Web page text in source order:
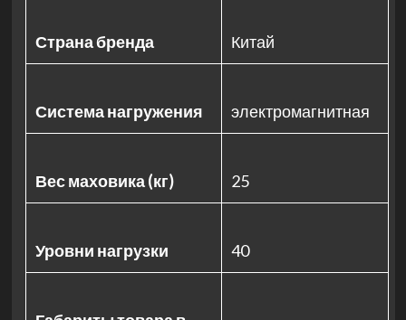
Страна бренда Китай
Система нагружения электромагнитная
Вес маховика (кг) 25
Уровни нагрузки 40